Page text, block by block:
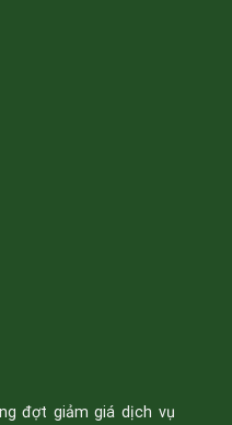
đợt giảm giá dịch vụ